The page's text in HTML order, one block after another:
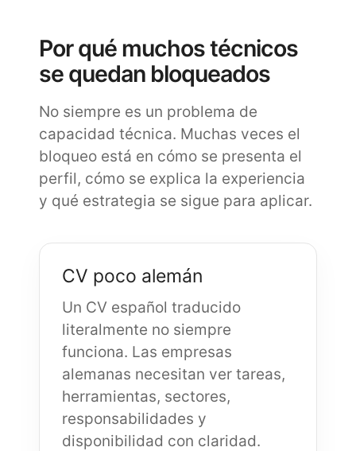
Por qué muchos técnicos
se quedan bloqueados
No siempre es un problema de
capacidad técnica. Muchas veces el
bloqueo está en cómo se presenta el
perfil, cómo se explica la experiencia
y qué estrategia se sigue para aplicar.
CV poco alemán
Un CV español traducido
literalmente no siempre
funciona. Las empresas
alemanas necesitan ver tareas,
herramientas, sectores,
responsabilidades y
disponibilidad con claridad.